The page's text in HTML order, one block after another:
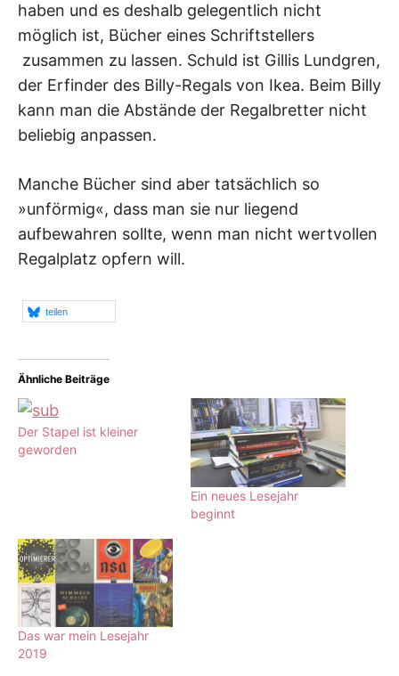
haben und es deshalb gelegentlich nicht
möglich ist, Bücher eines Schriftstellers
zusammen zu lassen. Schuld ist Gillis Lundgren,
der Erfinder des Billy-Regals von Ikea. Beim Billy
kann man die Abstände der Regalbretter nicht
beliebig anpassen.
Manche Bücher sind aber tatsächlich so
»unförmig«, dass man sie nur liegend
aufbewahren sollte, wenn man nicht wertvollen
Regalplatz opfern will.
teilen
Ähnliche Beiträge
Der Stapel ist kleiner
geworden
Ein neues Lesejahr
beginnt
Das war mein Lesejahr
2019